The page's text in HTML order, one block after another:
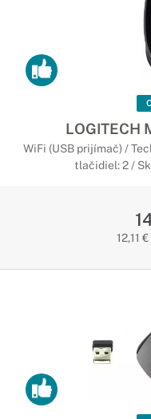
LOGITECH
WiFi (USB prijímač) /
tlačidiel: 2 /
12,11